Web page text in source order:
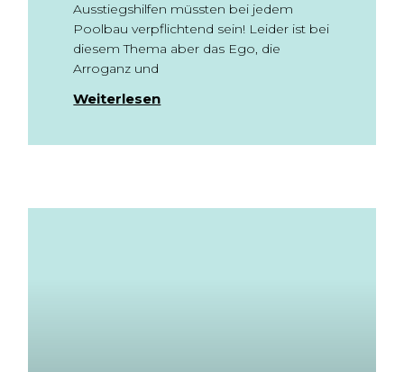
Ausstiegshilfen müssten bei jedem
Poolbau verpflichtend sein! Leider ist bei
diesem Thema aber das Ego, die
Arroganz und
Weiterlesen